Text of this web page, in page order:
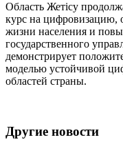
Область Жетісу
курс на цифровизацию,
жизни населения и
государственного
демонстрирует
моделью устойчивой
областей страны.
Другие новости